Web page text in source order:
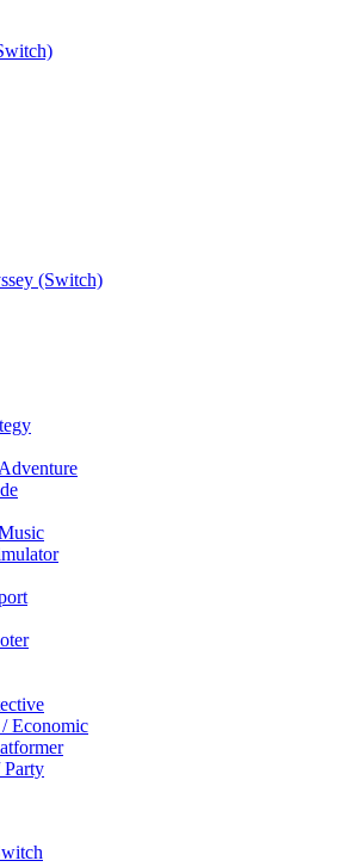
(Switch)
Economic
Party